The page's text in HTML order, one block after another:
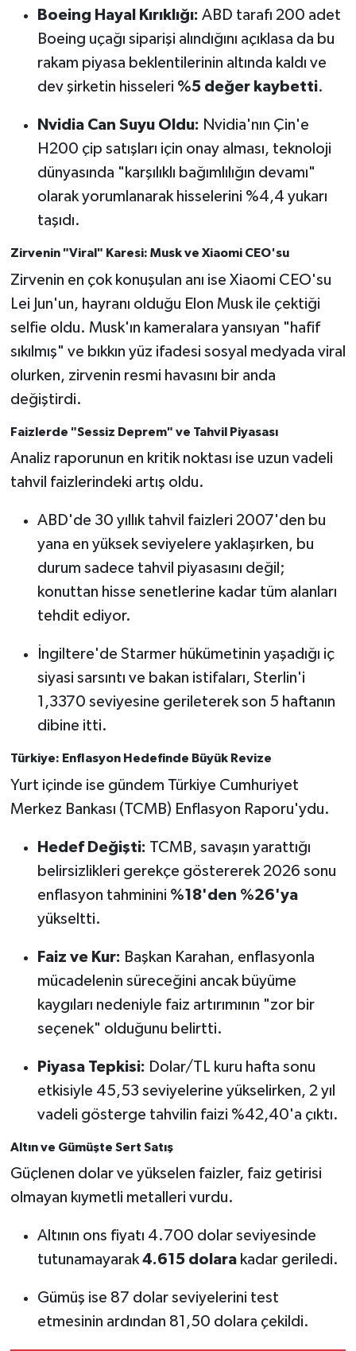
Boeing Hayal Kırıklığı: ABD tarafı 200 adet
Boeing uçağı siparişi alındığını açıklasa da bu
rakam piyasa beklentilerinin altında kaldı ve
dev şirketin hisseleri %5 değer kaybetti.
Nvidia Can Suyu Oldu: Nvidia'nın Çin'e
H200 çip satışları için onay alması, teknoloji
dünyasında "karşılıklı bağımlılığın devamı"
olarak yorumlanarak hisselerini %4,4 yukarı
taşıdı.
Zirvenin "Viral" Karesi: Musk ve Xiaomi CEO'su
Zirvenin en çok konuşulan anı ise Xiaomi CEO'su
Lei Jun'un, hayranı olduğu Elon Musk ile çektiği
selfie oldu. Musk'ın kameralara yansıyan "hafif
sıkılmış" ve bıkkın yüz ifadesi sosyal medyada viral
olurken, zirvenin resmi havasını bir anda
değiştirdi.
Faizlerde "Sessiz Deprem" ve Tahvil Piyasası
Analiz raporunun en kritik noktası ise uzun vadeli
tahvil faizlerindeki artış oldu.
ABD'de 30 yıllık tahvil faizleri 2007'den bu
yana en yüksek seviyelere yaklaşırken, bu
durum sadece tahvil piyasasını değil;
konuttan hisse senetlerine kadar tüm alanları
tehdit ediyor.
İngiltere'de Starmer hükümetinin yaşadığı iç
siyasi sarsıntı ve bakan istifaları, Sterlin'i
1,3370 seviyesine gerileterek son 5 haftanın
dibine itti.
Türkiye: Enflasyon Hedefinde Büyük Revize
Yurt içinde ise gündem Türkiye Cumhuriyet
Merkez Bankası (TCMB) Enflasyon Raporu'ydu.
Hedef Değişti: TCMB, savaşın yarattığı
belirsizlikleri gerekçe göstererek 2026 sonu
enflasyon tahminini %18'den %26'ya
yükseltti.
Faiz ve Kur: Başkan Karahan, enflasyonla
mücadelenin süreceğini ancak büyüme
kaygıları nedeniyle faiz artırımının "zor bir
seçenek" olduğunu belirtti.
Piyasa Tepkisi: Dolar/TL kuru hafta sonu
etkisiyle 45,53 seviyelerine yükselirken, 2 yıl
vadeli gösterge tahvilin faizi %42,40'a çıktı.
Altın ve Gümüşte Sert Satış
Güçlenen dolar ve yükselen faizler, faiz getirisi
olmayan kıymetli metalleri vurdu.
Altının ons fiyatı 4.700 dolar seviyesinde
tutunamayarak4.615 dolarakadar geriledi.
Gümüş ise 87 dolar seviyelerini test
etmesinin ardından 81,50 dolara çekildi.